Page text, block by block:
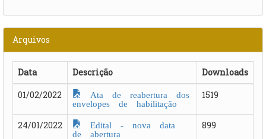
Arquivos
Data Descrição
Downloads
01/02/2022
Ata de reabertura dos
envelopes de habilitação
1519
24/01/2022
Edital - nova data
de abertura
899